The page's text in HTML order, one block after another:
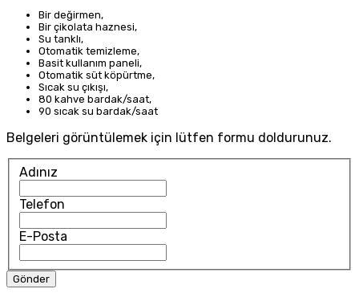
Bir değirmen,
Bir çikolata haznesi,
Su tanklı,
Otomatik temizleme,
Basit kullanım paneli,
Otomatik süt köpürtme,
Sıcak su çıkışı,
80 kahve bardak/saat,
90 sıcak su bardak/saat
Belgeleri görüntülemek için lütfen formu doldurunuz.
Adınız
Telefon
E-Posta